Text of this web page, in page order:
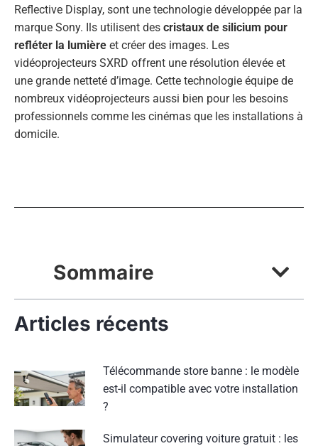
Reflective Display, sont une technologie développée par la
marque Sony. Ils utilisent des cristaux de silicium pour
refléter la lumière et créer des images. Les
vidéoprojecteurs SXRD offrent une résolution élevée et
une grande netteté d’image. Cette technologie équipe de
nombreux vidéoprojecteurs aussi bien pour les besoins
professionnels comme les cinémas que les installations à
domicile.
Sommaire
Articles récents
Télécommande store banne : le modèle
est-il compatible avec votre installation
?
Simulateur covering voiture gratuit : les